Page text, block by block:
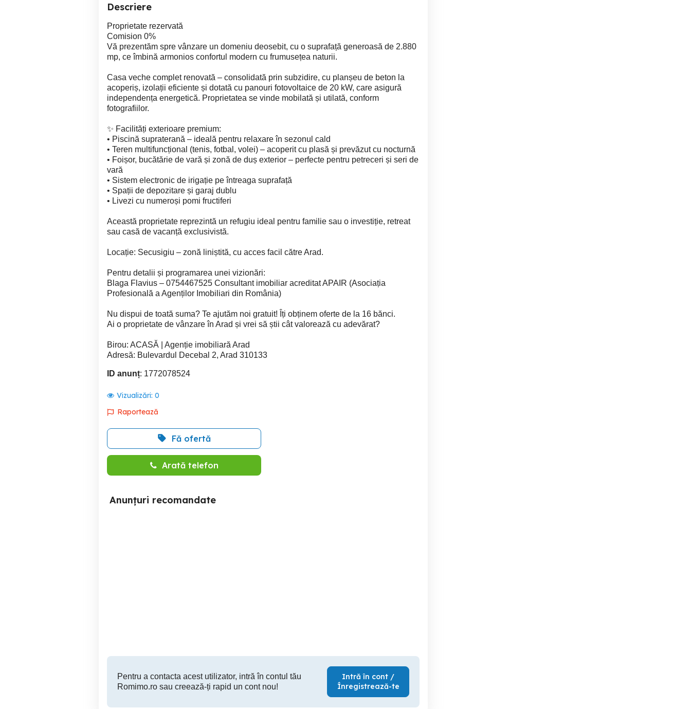
Descriere
Proprietate rezervată
Comision 0%
Vă prezentăm spre vânzare un domeniu deosebit, cu o suprafață generoasă de 2.880
mp, ce îmbină armonios confortul modern cu frumusețea naturii.
Casa veche complet renovată – consolidată prin subzidire, cu planșeu de beton la
acoperiș, izolații eficiente și dotată cu panouri fotovoltaice de 20 kW, care asigură
independența energetică. Proprietatea se vinde mobilată și utilată, conform
fotografiilor.
✨ Facilități exterioare premium:
• Piscină supraterană – ideală pentru relaxare în sezonul cald
• Teren multifuncțional (tenis, fotbal, volei) – acoperit cu plasă și prevăzut cu nocturnă
• Foișor, bucătărie de vară și zonă de duș exterior – perfecte pentru petreceri și seri de
vară
• Sistem electronic de irigație pe întreaga suprafață
• Spații de depozitare și garaj dublu
• Livezi cu numeroși pomi fructiferi
Această proprietate reprezintă un refugiu ideal pentru familie sau o investiție, retreat
sau casă de vacanță exclusivistă.
Locație: Secusigiu – zonă liniștită, cu acces facil către Arad.
Pentru detalii și programarea unei vizionări:
Blaga Flavius – 0754467525 Consultant imobiliar acreditat APAIR (Asociația
Profesională a Agenților Imobiliari din România)
Nu dispui de toată suma? Te ajutăm noi gratuit! Îți obținem oferte de la 16 bănci.
Ai o proprietate de vânzare în Arad și vrei să știi cât valorează cu adevărat?
Birou: ACASĂ | Agenție imobiliară Arad
Adresă: Bulevardul Decebal 2, Arad 310133
ID anunț: 1772078524
Vizualizări: 0
Raportează
Fă ofertă
Arată telefon
Anunțuri recomandate
Pentru a contacta acest utilizator, intră în contul tău
Romimo.ro sau creează-ți rapid un cont nou!
Intră în cont /
Înregistrează-te